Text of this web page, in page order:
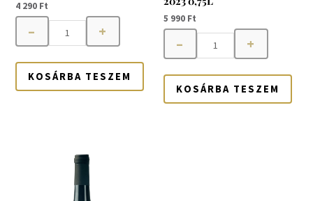
4 290 Ft
– +
KOSÁRBA TESZEM
5 990 Ft
– +
KOSÁRBA TESZEM